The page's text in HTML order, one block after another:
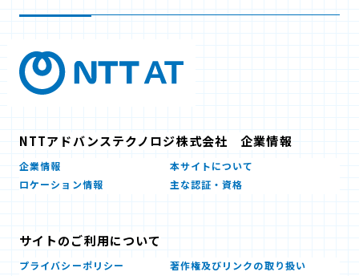
NTTアドバンステクノロジ株式会社 企業情報
企業情報
本サイトについて
ロケーション情報
主な認証・資格
サイトのご利用について
プライバシーポリシー
著作権及びリンクの取り扱い